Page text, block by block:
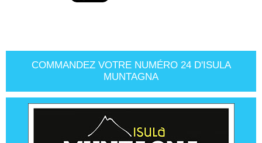
COMMANDEZ VOTRE NUMÉRO 24 D'ISULA
MUNTAGNA